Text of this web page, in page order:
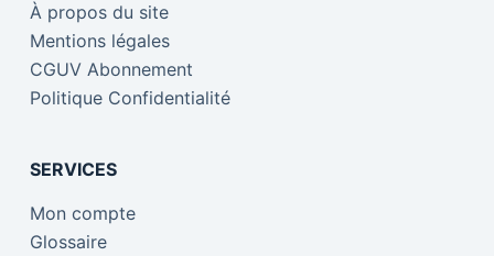
À propos du site
Mentions légales
CGUV Abonnement
Politique Confidentialité
SERVICES
Mon compte
Glossaire